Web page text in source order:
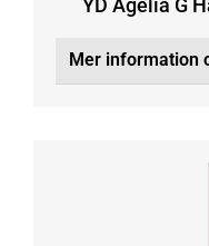
YD Agelia G
Mer information